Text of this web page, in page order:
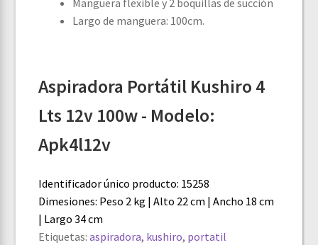
Manguera flexible y 2 boquillas de succión
Largo de manguera: 100cm.
Aspiradora Portátil Kushiro 4
Lts 12v 100w - Modelo:
Apk4l12v
Identificador único producto: 15258
Dimesiones: Peso 2 kg | Alto 22 cm | Ancho 18 cm
| Largo 34 cm
Etiquetas:aspiradora, kushiro, portatil